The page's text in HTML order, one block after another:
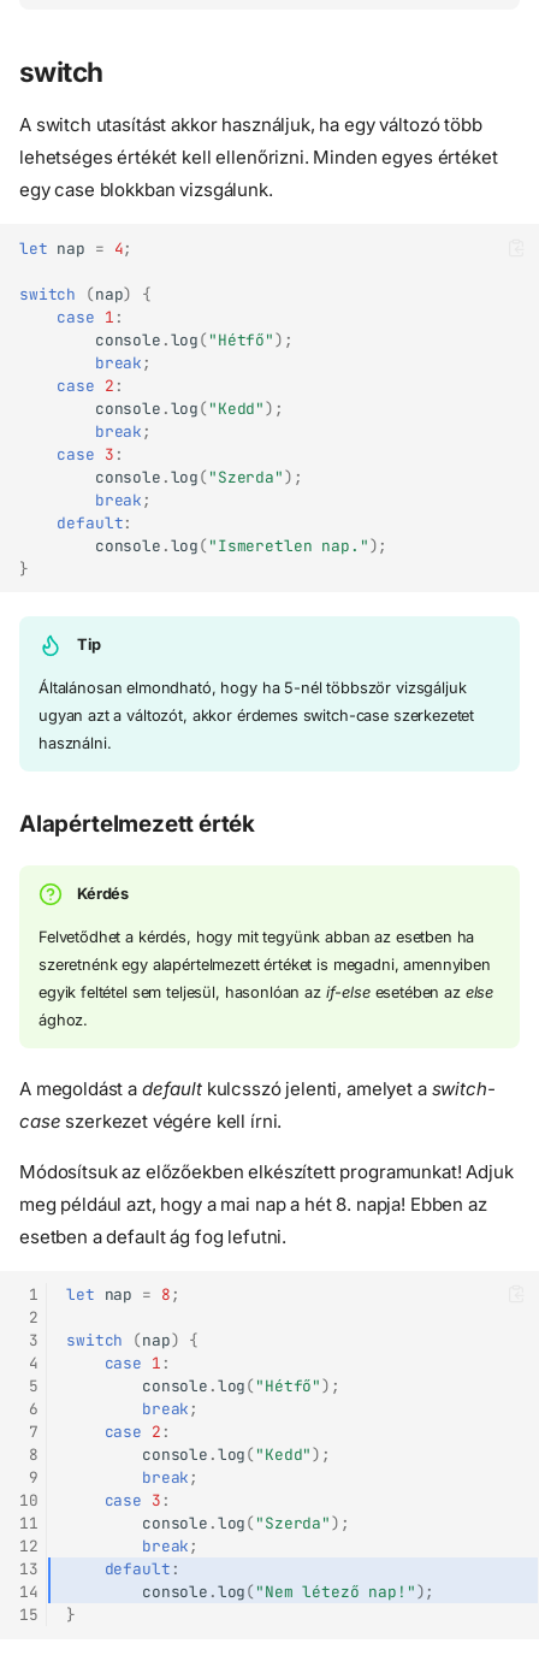
switch
A switch utasítást akkor használjuk, ha egy változó több
lehetséges értékét kell ellenőrizni. Minden egyes értéket
egy case blokkban vizsgálunk.
let nap = 4;
switch (nap)
{
case 1 :
console .log( "Hétfő");
break ;
case 2 :
console .log( "Kedd");
break ;
case 3 :
console .log( "Szerda");
break ;
default:
console .log( "Ismeretlen nap.");
}
Tip
Általánosan elmondható, hogy ha 5-nél többször vizsgáljuk
ugyan azt a változót, akkor érdemes switch-case szerkezetet
használni.
Alapértelmezett érték
Kérdés
Felvetődhet a kérdés, hogy mit tegyünk abban az esetben ha
szeretnénk egy alapértelmezett értéket is megadni, amennyiben
egyik feltétel sem teljesül, hasonlóan az if-elseesetében az else
ághoz.
A megoldást a defaultkulcsszó jelenti, amelyet a switch-
case szerkezet végére kell írni.
Módosítsuk az előzőekben elkészített programunkat! Adjuk
meg például azt, hogy a mai nap a hét 8. napja! Ebben az
esetben a default ág fog lefutni.
1
2
3
4
5
6
7
8
9
10
11
12
13
14
15
let nap = 8 ;
switch (nap) {
case 1 :
console .log( "Hétfő");
break ;
case 2 :
console .log( "Kedd");
break ;
case 3 :
console .log( "Szerda");
break ;
default :
console .log( "Nem létező nap!");
}